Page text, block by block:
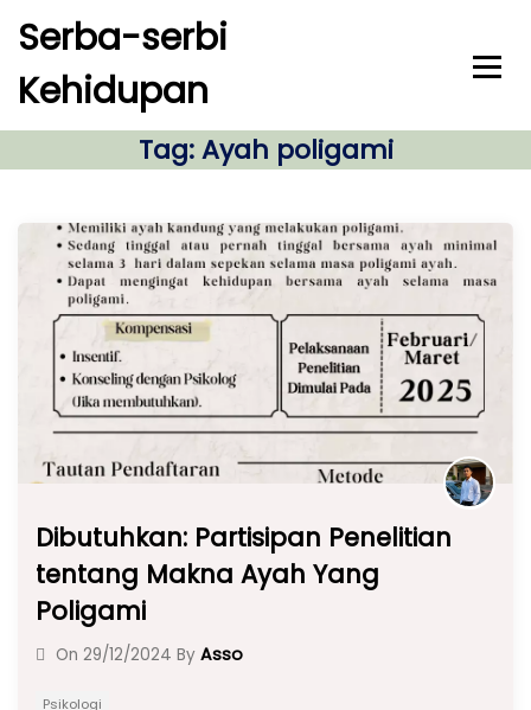
c
Serba-serbi
Kehidupan
Tag:Ayah poligami
Dibutuhkan: Partisipan Penelitian
tentang Makna Ayah Yang
Poligami
On 29/12/2024 By Asso
Psikologi